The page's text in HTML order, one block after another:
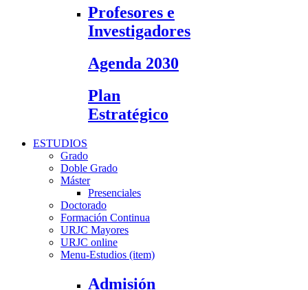
Profesores e
Investigadores
Agenda 2030
Plan
Estratégico
ESTUDIOS
Grado
Doble Grado
Máster
Presenciales
Doctorado
Formación Continua
URJC Mayores
URJC online
Menu-Estudios (item)
Admisión